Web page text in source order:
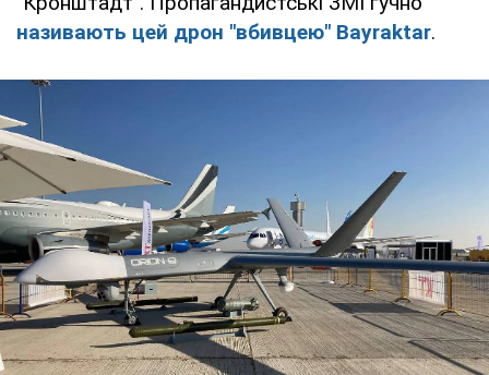
називають цей дрон "вбивцею" Bayraktar.